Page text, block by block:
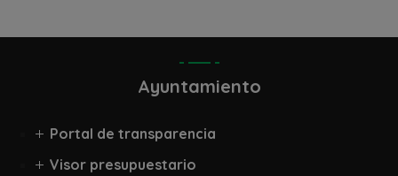
Ayuntamiento
Portal de transparencia
Visor presupuestario